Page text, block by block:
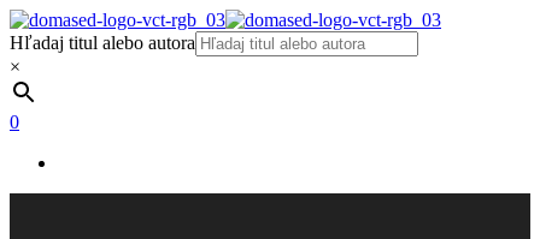
Hľadaj titul alebo autora
×
0